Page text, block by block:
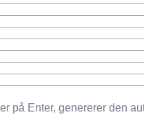
på Enter, genererer den